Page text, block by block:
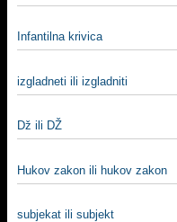
Infantilna krivica
izgladneti ili izgladniti
Dž ili DŽ
Hukov zakon ili hukov zakon
subjekat ili subjekt